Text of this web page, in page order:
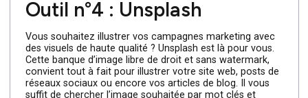
mettent en valeur vos contenus. Téléchargez vos
pictogrammes libre de droit en PNG ou SVG et ajoutez-
les dans vos supports marketing en tout genre ! Avec
outil, l’identité visuelle de votre marque est bien plus
attractive.
https://thenounproject.com/